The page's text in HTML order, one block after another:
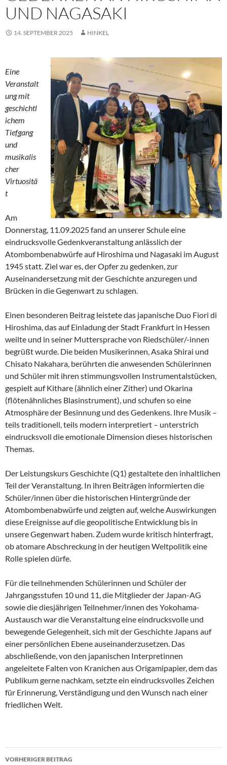
UND NAGASAKI
14. SEPTEMBER 2025 HINKEL
Eine
Veranstalt
ung mit
geschichtl
ichem
Tiefgang
und
musikalis
cher
Virtuositä
t
Am
Donnerstag, 11.09.2025 fand an unserer Schule eine
eindrucksvolle Gedenkveranstaltung anlässlich der
Atombombenabwürfe auf Hiroshima und Nagasaki im August
1945 statt. Ziel war es, der Opfer zu gedenken, zur
Auseinandersetzung mit der Geschichte anzuregen und
Brücken in die Gegenwart zu schlagen.
Einen besonderen Beitrag leistete das japanische Duo Fiori di
Hiroshima, das auf Einladung der Stadt Frankfurt in Hessen
weilte und in seiner Muttersprache von Riedschüler/-innen
begrüßt wurde. Die beiden Musikerinnen, Asaka Shirai und
Chisato Nakahara, berührten die anwesenden Schülerinnen
und Schüler mit ihren stimmungsvollen Instrumentalstücken,
gespielt auf Kithare (ähnlich einer Zither) und Okarina
(flötenähnliches Blasinstrument), und schufen so eine
Atmosphäre der Besinnung und des Gedenkens. Ihre Musik –
teils traditionell, teils modern interpretiert – unterstrich
eindrucksvoll die emotionale Dimension dieses historischen
Themas.
Der Leistungskurs Geschichte (Q1) gestaltete den inhaltlichen
Teil der Veranstaltung. In ihren Beiträgen informierten die
Schüler/innen über die historischen Hintergründe der
Atombombenabwürfe und zeigten auf, welche Auswirkungen
diese Ereignisse auf die geopolitische Entwicklung bis in
unsere Gegenwart haben. Zudem wurde kritisch hinterfragt,
ob atomare Abschreckung in der heutigen Weltpolitik eine
Rolle spielen dürfe.
Für die teilnehmenden Schülerinnen und Schüler der
Jahrgangsstufen 10 und 11, die Mitglieder der Japan-AG
sowie die diesjährigen Teilnehmer/innen des Yokohama-
Austausch war die Veranstaltung eine eindrucksvolle und
bewegende Gelegenheit, sich mit der Geschichte Japans auf
einer persönlichen Ebene auseinanderzusetzen. Das
abschließende, von den japanischen Interpretinnen
angeleitete Falten von Kranichen aus Origamipapier, dem das
Publikum gerne nachkam, setzte ein eindrucksvolles Zeichen
für Erinnerung, Verständigung und den Wunsch nach einer
friedlichen Welt.
Beitragsnavigation
VORHERIGER BEITRAG